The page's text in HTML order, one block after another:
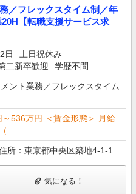
／フレックスタイム制／年
【転職支援サービス求
日
土日祝休み
二新卒歓迎 学歴不問
ント業務／フレックスタイム
536万円 ＜賃金形態＞ 月給
...
所：東京都中央区築地4-1-1...
気になる！